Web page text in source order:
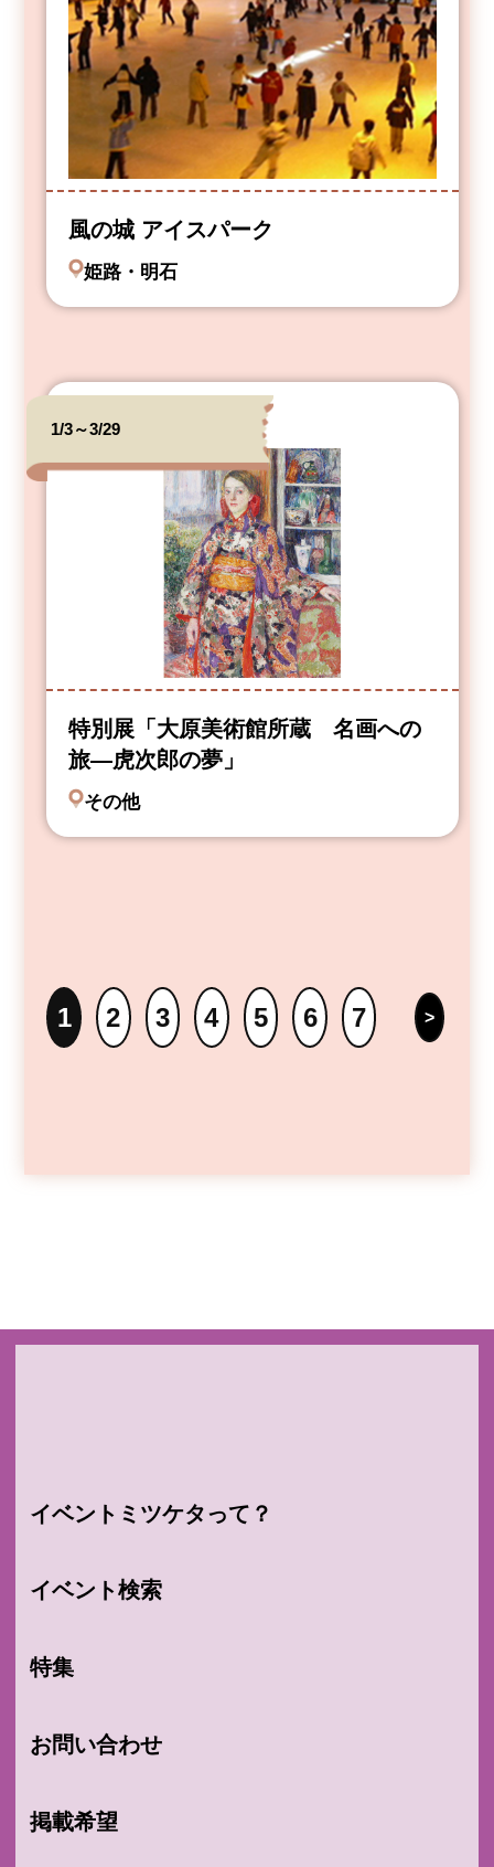
風の城 アイスパーク
姫路・明石
1/3～3/29
特別展「大原美術館所蔵 名画への
旅―虎次郎の夢」
その他
1 2 3 4 5 6 7 >
イベントミツケタって？
イベント検索
特集
お問い合わせ
掲載希望